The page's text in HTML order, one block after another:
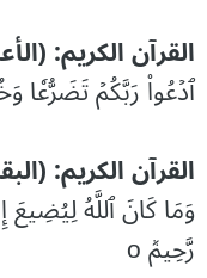
القرآن الكريم:
ٱدۡعُواْ رَبَّكُمۡ ‌تَضَرُّعٗا
القرآن الكريم:
وَمَا كَانَ ٱللَّهُ ‌لِيُضِيعَ
رَّحِيمٞ o